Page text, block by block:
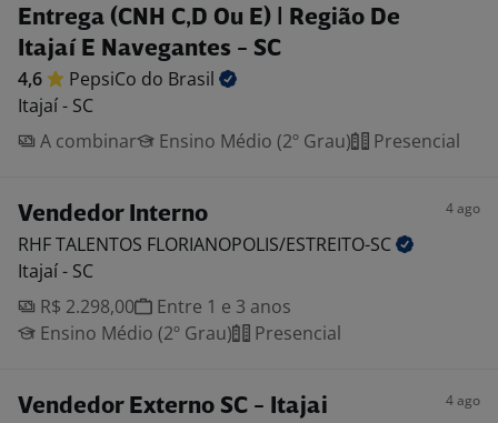
Entrega (CNH C,D Ou E) | Região De
Itajaí E Navegantes - SC
4,6 PepsiCo do Brasil
Itajaí - SC
A combinar
Ensino Médio (2º Grau) Presencial
Vendedor Interno 4 ago
RHF TALENTOS FLORIANOPOLIS/ESTREITO-SC
Itajaí - SC
R$ 2.298,00
Entre 1 e 3 anos
Ensino Médio (2º Grau)
Presencial
Vendedor Externo SC - Itajai 4 ago